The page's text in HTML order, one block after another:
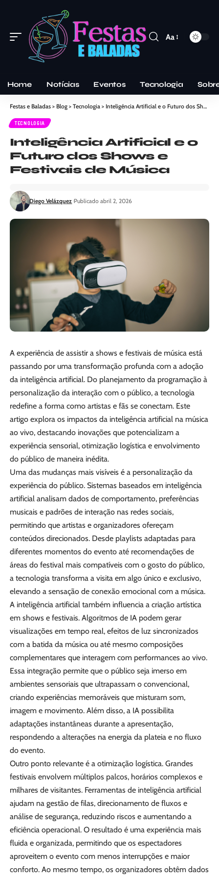
Aa
Home Notícias Eventos Tecnologia
Festas e Baladas > Blog > Tecnologia > Inteligência Artificial e o Futuro dos Shows e Festivais de Música
TECNOLOGIA
Inteligência Artificial e o
Futuro dos Shows e
Festivais de Música
Diego Velázquez Publicado abril 2, 2026
A experiência de assistir a shows e festivais de música está
passando por uma transformação profunda com a adoção
da inteligência artificial. Do planejamento da programação à
personalização da interação com o público, a tecnologia
redefine a forma como artistas e fãs se conectam. Este
artigo explora os impactos da inteligência artificial na música
ao vivo, destacando inovações que potencializam a
experiência sensorial, otimização logística e envolvimento
do público de maneira inédita.
Uma das mudanças mais visíveis é a personalização da
experiência do público. Sistemas baseados em inteligência
artificial analisam dados de comportamento, preferências
musicais e padrões de interação nas redes sociais,
permitindo que artistas e organizadores ofereçam
conteúdos direcionados. Desde playlists adaptadas para
diferentes momentos do evento até recomendações de
áreas do festival mais compatíveis com o gosto do público,
a tecnologia transforma a visita em algo único e exclusivo,
elevando a sensação de conexão emocional com a música.
A inteligência artificial também influencia a criação artística
em shows e festivais. Algoritmos de IA podem gerar
visualizações em tempo real, efeitos de luz sincronizados
com a batida da música ou até mesmo composições
complementares que interagem com performances ao vivo.
Essa integração permite que o público seja imerso em
ambientes sensoriais que ultrapassam o convencional,
criando experiências memoráveis que misturam som,
imagem e movimento. Além disso, a IA possibilita
adaptações instantâneas durante a apresentação,
respondendo a alterações na energia da plateia e no fluxo
do evento.
Outro ponto relevante é a otimização logística. Grandes
festivais envolvem múltiplos palcos, horários complexos e
milhares de visitantes. Ferramentas de inteligência artificial
ajudam na gestão de filas, direcionamento de fluxos e
análise de segurança, reduzindo riscos e aumentando a
eficiência operacional. O resultado é uma experiência mais
fluida e organizada, permitindo que os espectadores
aproveitem o evento com menos interrupções e maior
conforto. Ao mesmo tempo, os organizadores obtêm dados